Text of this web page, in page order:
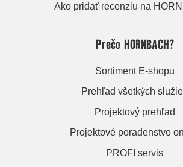
Ako pridať recenziu na
Prečo HORNBACH?
Sortiment E-shopu
Prehľad všetkých
Projektový prehľad
Projektové poradenstvo
PROFI servis